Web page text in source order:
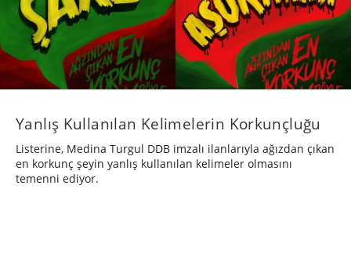
Yanlış Kullanılan Kelimelerin Korkunçluğu
Listerine, Medina Turgul DDB imzalı ilanlarıyla ağızdan çıkan
en korkunç şeyin yanlış kullanılan kelimeler olmasını
temenni ediyor.